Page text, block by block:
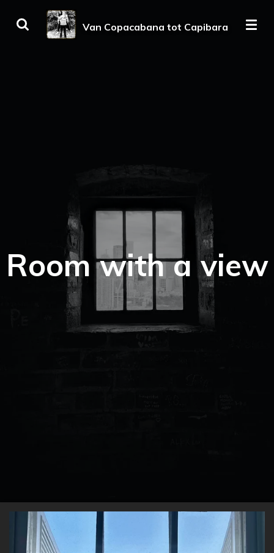
direct
Van Copacabana tot Capibara
Room with a view